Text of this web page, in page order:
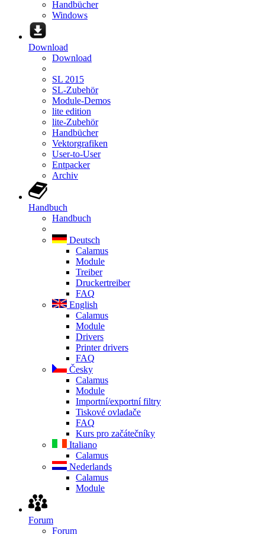
Handbücher
Windows
Download
Download
SL 2015
SL-Zubehör
Module-Demos
lite edition
lite-Zubehör
Handbücher
Vektorgrafiken
User-to-User
Entpacker
Archiv
Handbuch
Handbuch
Deutsch
Calamus
Module
Treiber
Druckertreiber
FAQ
English
Calamus
Module
Drivers
Printer drivers
FAQ
Česky
Calamus
Module
Importní/exportní filtry
Tiskové ovladače
FAQ
Kurs pro začátečníky
Italiano
Calamus
Nederlands
Calamus
Module
Forum
Forum